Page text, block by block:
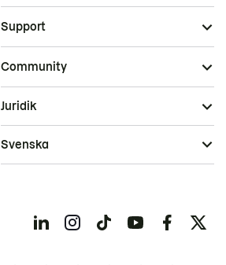
Support
Community
Juridik
Svenska